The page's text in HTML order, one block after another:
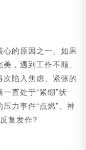
的原因之一。如果
，遇到工作不顺、
陷入焦虑、紧张的
直处于“紧绷”状
力事件“点燃”。神
复发作?